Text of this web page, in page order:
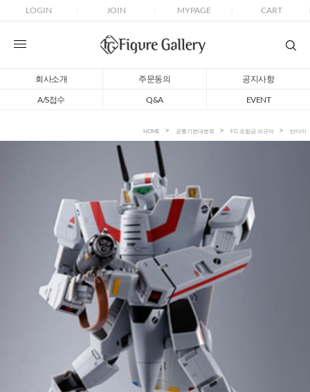
LOGIN JOIN MYPAGE CART
회사소개 주문동의
공지사항
A/S접수
Q&A EVENT
HOME 공통기본대분류 FG 초합금 피규어 반다이